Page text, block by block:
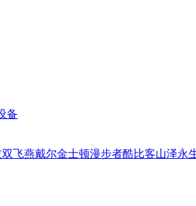
备
双飞燕戴尔金士顿漫步者酷比客山泽永